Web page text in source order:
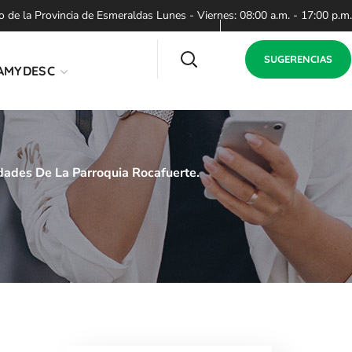
la Provincia de Esmeraldas Lunes - Viernes: 08:00 a.m. - 17:00 p.m.
SUGERENCIAS
De La Parroquia Rocafuerte.